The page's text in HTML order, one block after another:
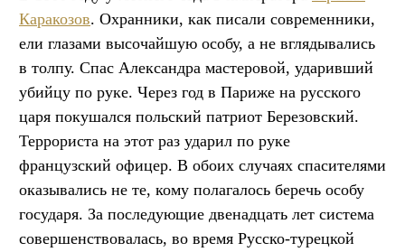
Каракозов. Охранники, как писали современники,
ели глазами высочайшую особу, а не вглядывались
в толпу. Спас Александра мастеровой, ударивший
убийцу по руке. Через год в Париже на русского
царя покушался польский патриот Березовский.
Террориста на этот раз ударил по руке
французский офицер. В обоих случаях спасителями
оказывались не те, кому полагалось беречь особу
государя. За последующие двенадцать лет система
совершенствовалась, во время Русско-турецкой